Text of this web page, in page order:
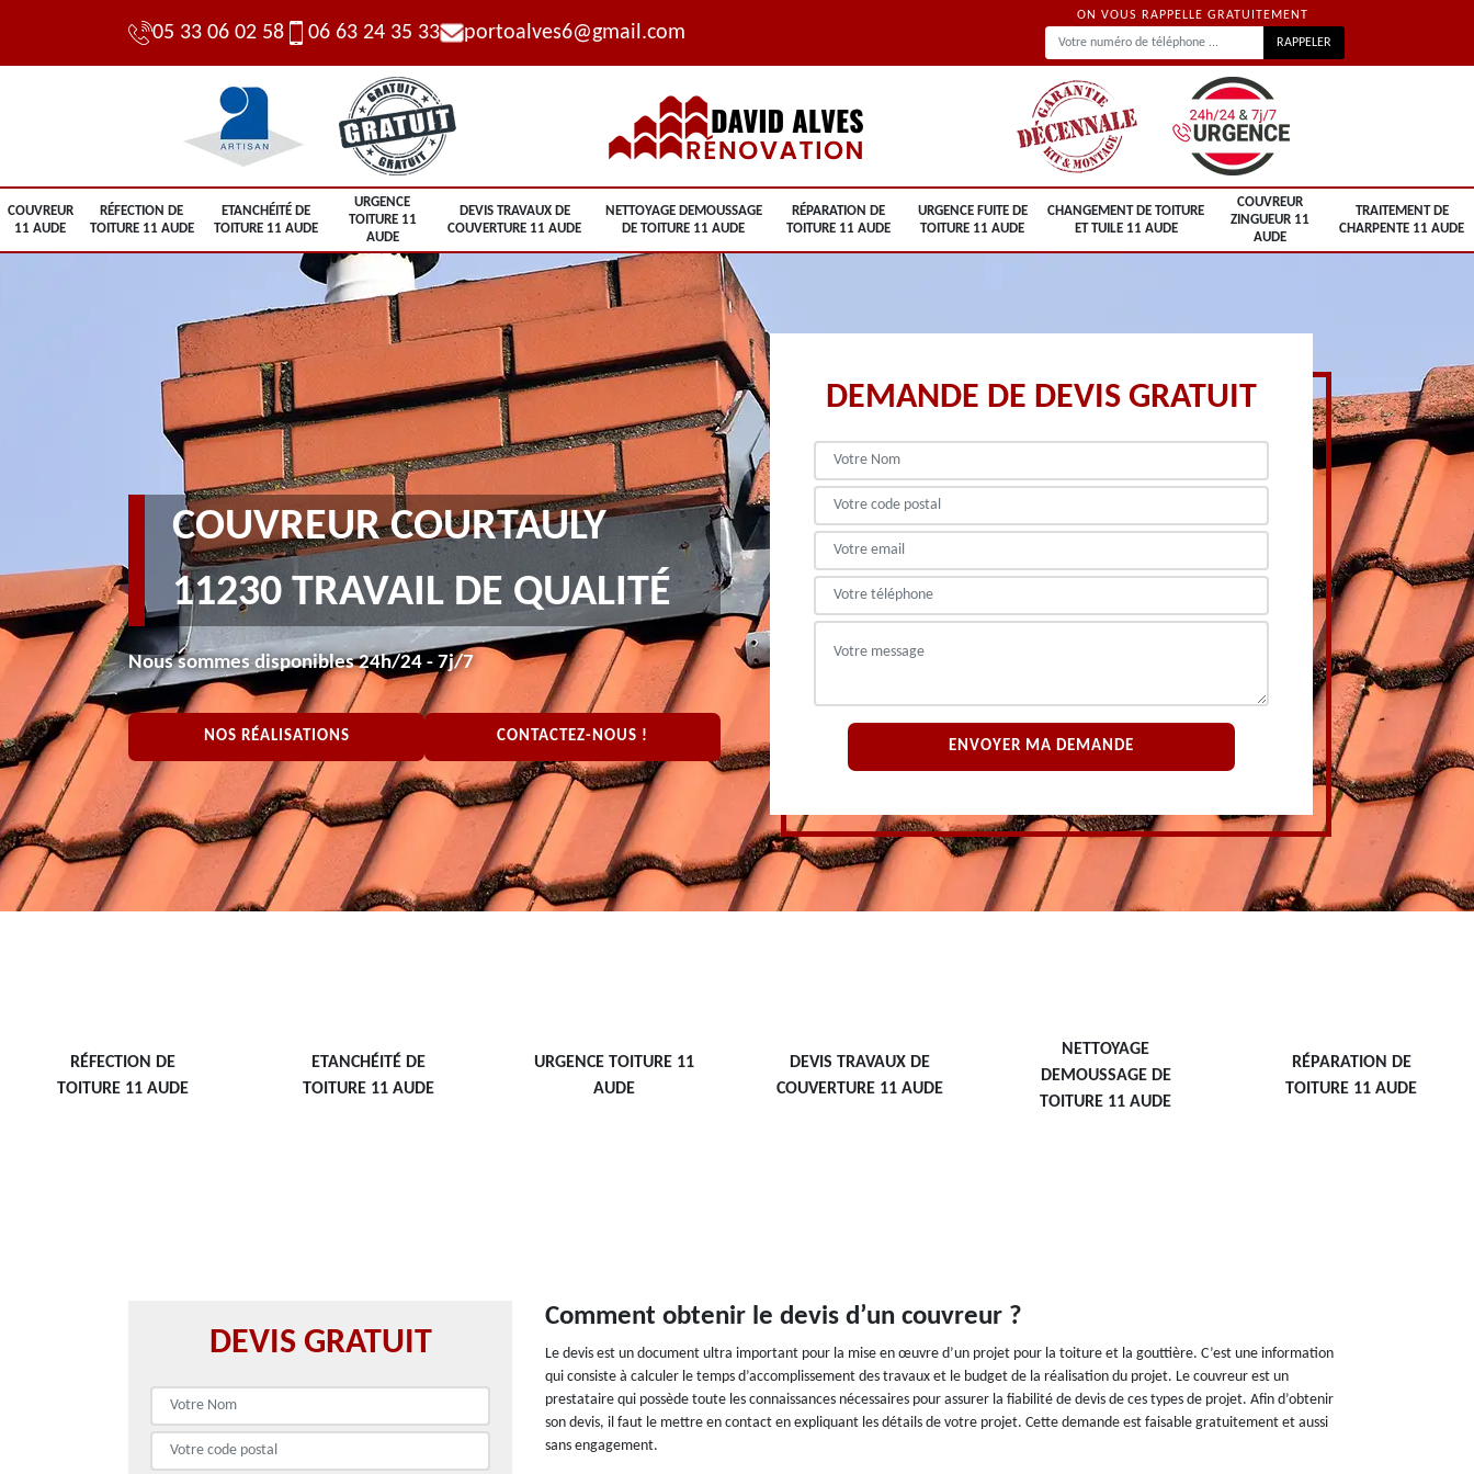
05 33 06 02 58 06 63 24 35 33 portoalves6@gmail.com
ON VOUS RAPPELLE GRATUITEMENT
COUVREUR
11 AUDE
RÉFECTION DE
TOITURE 11 AUDE
ETANCHÉITÉ DE
TOITURE 11 AUDE
URGENCE
TOITURE 11
AUDE
DEVIS TRAVAUX DE
COUVERTURE 11 AUDE
NETTOYAGE DEMOUSSAGE
DE TOITURE 11 AUDE
RÉPARATION DE
TOITURE 11 AUDE
URGENCE FUITE DE
TOITURE 11 AUDE
CHANGEMENT DE TOITURE
ET TUILE 11 AUDE
COUVREUR
ZINGUEUR 11
AUDE
TRAITEMENT DE
CHARPENTE 11 AUDE
COUVREUR COURTAULY
11230 TRAVAIL DE QUALITÉ
Nous sommes disponibles 24h/24 - 7j/7
NOS RÉALISATIONS CONTACTEZ-NOUS !
DEMANDE DE DEVIS GRATUIT
RÉFECTION DE
TOITURE 11 AUDE
ETANCHÉITÉ DE
TOITURE 11 AUDE
URGENCE TOITURE 11
AUDE
DEVIS TRAVAUX DE
COUVERTURE 11 AUDE
NETTOYAGE
DEMOUSSAGE DE
TOITURE 11 AUDE
RÉPARATION DE
TOITURE 11 AUDE
DEVIS GRATUIT
Comment obtenir le devis d’un couvreur ?
Le devis est un document ultra important pour la mise en œuvre d’un projet pour la toiture et la gouttière. C’est une information
qui consiste à calculer le temps d’accomplissement des travaux et le budget de la réalisation du projet. Le couvreur est un
prestataire qui possède toute les connaissances nécessaires pour assurer la fiabilité de devis de ces types de projet. Afin d’obtenir
son devis, il faut le mettre en contact en expliquant les détails de votre projet. Cette demande est faisable gratuitement et aussi
sans engagement.